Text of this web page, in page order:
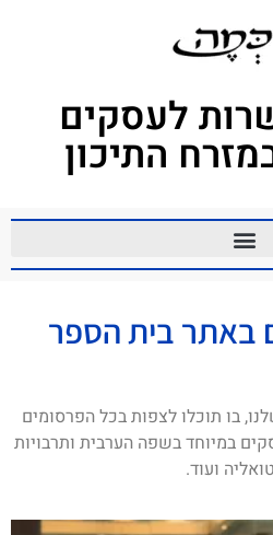
לעסקים
התיכון
באתר בית הספר
בו תוכלו לצפות בכל הפרסומים
במיוחד בשפה הערבית ותרבויות
ועוד.